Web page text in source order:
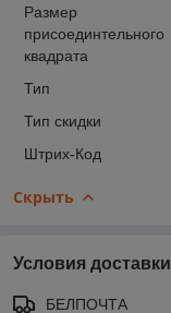
Размер
присоединтельного
квадрата
Тип
Тип скидки
Штрих-Код
Скрыть
Условия доставки
БЕЛПОЧТА